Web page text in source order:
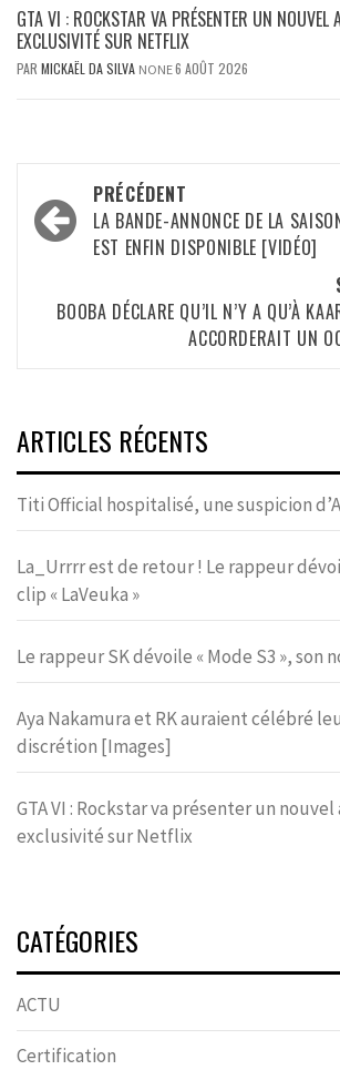
GTA VI : ROCKSTAR VA PRÉSENTER UN NOUVEL
EXCLUSIVITÉ SUR NETFLIX
PAR MICKAËL DA SILVA NONE6 AOÛT 2026
Navigation
d’article
PRÉCÉDENT
LA BANDE-ANNONCE DE LA
EST ENFIN DISPONIBLE [VIDÉO]
BOOBA DÉCLARE QU’IL N’Y A QU’À
ACCORDERAIT UN
ARTICLES RÉCENTS
Titi Official hospitalisé, une suspicion
La_Urrrr est de retour ! Le rappeur
clip « LaVeuka »
Le rappeur SK dévoile « Mode S3 », son
Aya Nakamura et RK auraient célébré
discrétion [Images]
GTA VI : Rockstar va présenter un
exclusivité sur Netflix
CATÉGORIES
ACTU
Certification